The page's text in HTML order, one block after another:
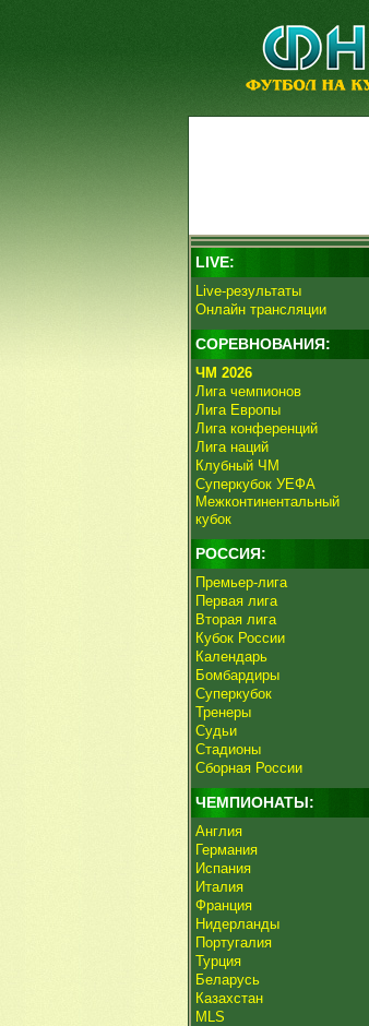
LIVE:
Live-результаты
Онлайн трансляции
СОРЕВНОВАНИЯ:
ЧМ 2026
Лига чемпионов
Лига Европы
Лига конференций
Лига наций
Клубный ЧМ
Суперкубок УЕФА
Межконтинентальный
кубок
РОССИЯ:
Премьер-лига
Первая лига
Вторая лига
Кубок России
Календарь
Бомбардиры
Суперкубок
Тренеры
Судьи
Стадионы
Сборная России
ЧЕМПИОНАТЫ:
Англия
Германия
Испания
Италия
Франция
Нидерланды
Португалия
Турция
Беларусь
Казахстан
MLS